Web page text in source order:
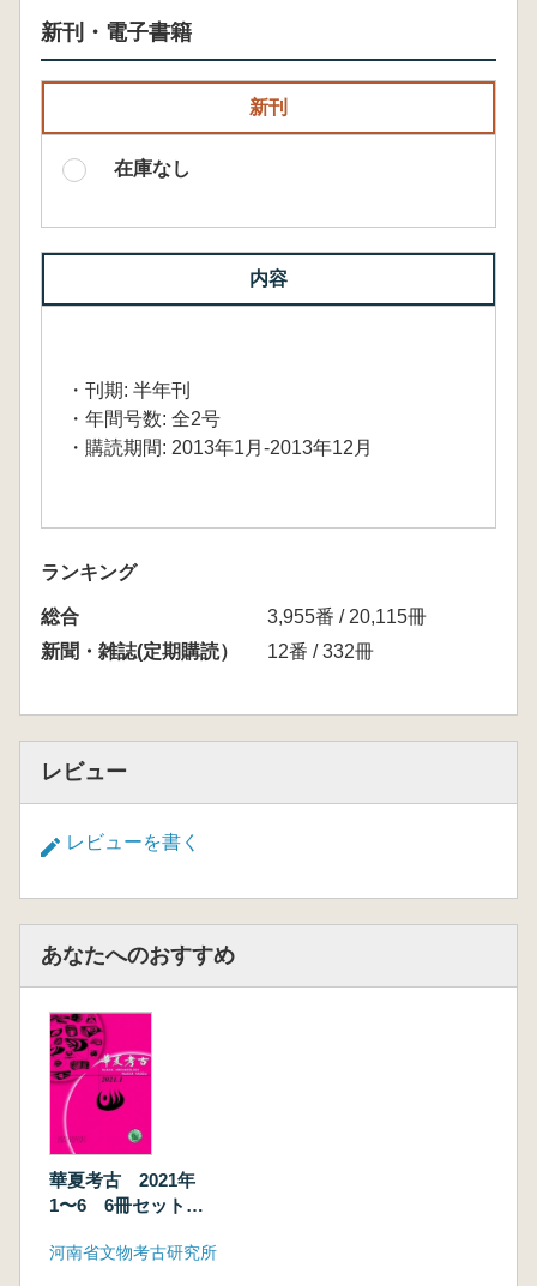
新刊・電子書籍
新刊
在庫なし
内容
・刊期: 半年刊
・年間号数: 全2号
・購読期間: 2013年1月-2013年12月
ランキング
総合
3,955番 / 20,115冊
新聞・雑誌(定期購読）
12番 / 332冊
レビュー
レビューを書く
あなたへのおすすめ
華夏考古 2021年
1〜6 6冊セット
河南省文物考古研究所